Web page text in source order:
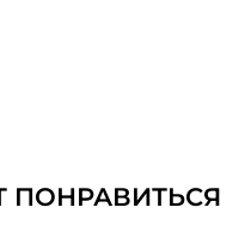
ПОНРАВИТЬСЯ